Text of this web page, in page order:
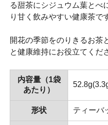
る甜茶にシジュウム葉とべ
り甘く飲みやすい健康茶で
開花の季節をのりきるお茶
と健康維持にお役立てくだ
内容量（1袋
あたり）
形状 ティーバ